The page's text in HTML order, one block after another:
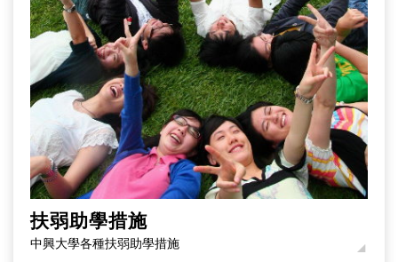
扶弱助學措施
中興大學各種扶弱助學措施